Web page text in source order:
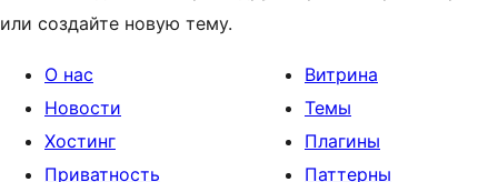
или создайте новую тему.
О нас
Новости
Хостинг
Приватность
Витрина
Темы
Плагины
Паттерны